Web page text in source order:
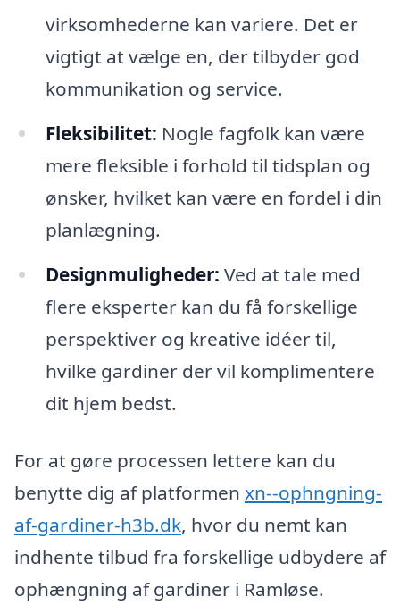
virksomhederne kan variere. Det er
vigtigt at vælge en, der tilbyder god
kommunikation og service.
Fleksibilitet: Nogle fagfolk kan være
mere fleksible i forhold til tidsplan og
ønsker, hvilket kan være en fordel i din
planlægning.
Designmuligheder: Ved at tale med
flere eksperter kan du få forskellige
perspektiver og kreative idéer til,
hvilke gardiner der vil komplimentere
dit hjem bedst.
For at gøre processen lettere kan du
benytte dig af platformen xn--ophngning-
af-gardiner-h3b.dk, hvor du nemt kan
indhente tilbud fra forskellige udbydere af
ophængning af gardiner i Ramløse.